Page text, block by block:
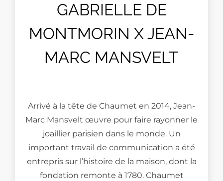
GABRIELLE DE
MONTMORIN X JEAN-
MARC MANSVELT
Arrivé à la tête de Chaumet en 2014, Jean-
Marc Mansvelt œuvre pour faire rayonner le
joaillier parisien dans le monde. Un
important travail de communication a été
entrepris sur l’histoire de la maison, dont la
fondation remonte à 1780. Chaumet